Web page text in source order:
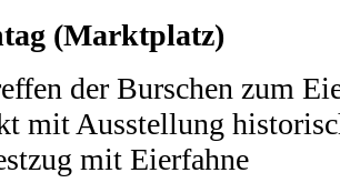
(Marktplatz)
der Burschen zum
mit Ausstellung
mit Eierfahne